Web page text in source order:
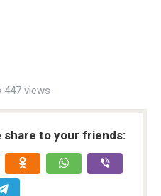
447 views
share to your friends: